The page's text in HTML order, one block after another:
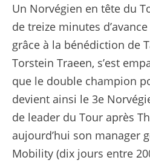
Un Norvégien en tête du
de treize minutes
grâce à la bénédiction de
Torstein Traeen, s’est
que le double champion
devient ainsi le 3e
de leader du Tour après
aujourd’hui son manager
Mobility (dix jours entre